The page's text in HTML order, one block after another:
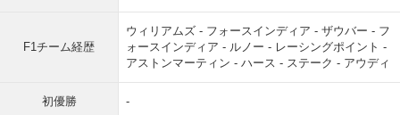
F1チーム経歴
ウィリアムズ - フォースインディア - ザウバー - フ
ォースインディア - ルノー - レーシングポイント -
アストンマーティン - ハース - ステーク - アウディ
初優勝 -